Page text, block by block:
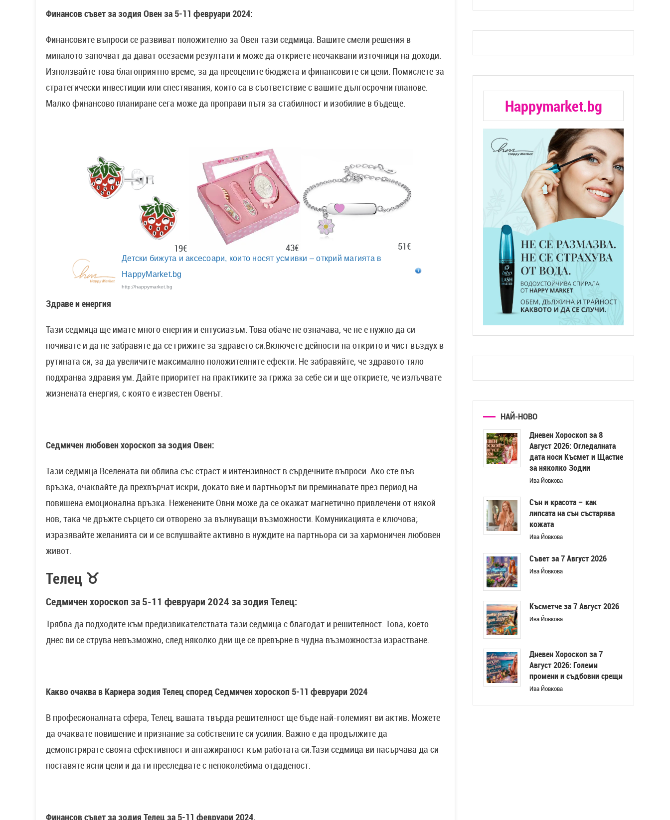
Финансов съвет за зодия Овен за 5-11 февруари 2024:
Финансовите въпроси се развиват положително за Овен тази седмица. Вашите смели решения в
миналото започват да дават осезаеми резултати и може да откриете неочаквани източници на доходи.
Използвайте това благоприятно време, за да преоцените бюджета и финансовите си цели. Помислете за
стратегически инвестиции или спестявания, които са в съответствие с вашите дългосрочни планове.
Малко финансово планиране сега може да проправи пътя за стабилност и изобилие в бъдеще.
19€ 43€ 51€
Детски бижута и аксесоари, които носят усмивки – открий магията в
HappyMarket.bg
http://happymarket.bg
Здраве и енергия
Тази седмица ще имате много енергия и ентусиазъм. Това обаче не означава, че не е нужно да си
почивате и да не забравяте да се грижите за здравето си.Включете дейности на открито и чист въздух в
рутината си, за да увеличите максимално положителните ефекти. Не забравяйте, че здравото тяло
подхранва здравия ум. Дайте приоритет на практиките за грижа за себе си и ще откриете, че излъчвате
жизнената енергия, с която е известен Овенът.
Седмичен любовен хороскоп за зодия Овен:
Тази седмица Вселената ви облива със страст и интензивност в сърдечните въпроси. Ако сте във
връзка, очаквайте да прехвърчат искри, докато вие и партньорът ви преминавате през период на
повишена емоционална връзка. Неженените Овни може да се окажат магнетично привлечени от някой
нов, така че дръжте сърцето си отворено за вълнуващи възможности. Комуникацията е ключова;
изразявайте желанията си и се вслушвайте активно в нуждите на партньора си за хармоничен любовен
живот.
Телец ♉
Седмичен хороскоп за 5-11 февруари 2024 за зодия Телец:
Трябва да подходите към предизвикателствата тази седмица с благодат и решителност. Това, което
днес ви се струва невъзможно, след няколко дни ще се превърне в чудна възможностза израстване.
Какво очаква в Кариера зодия Телец според Седмичен хороскоп 5-11 февруари 2024
В професионалната сфера, Телец, вашата твърда решителност ще бъде най-големият ви актив. Можете
да очаквате повишение и признание за собствените си усилия. Важно е да продължите да
демонстрирате своята ефективност и ангажираност към работата си.Тази седмица ви насърчава да си
поставяте ясни цели и да ги преследвате с непоколебима отдаденост.
Финансов съвет за зодия Телец за 5-11 февруари 2024.
Happymarket.bg
НАЙ-НОВО
Дневен Хороскоп за 8
Август 2026: Огледалната
дата носи Късмет и Щастие
за няколко Зодии
Ива Йовкова
Сън и красота – как
липсата на сън състарява
кожата
Ива Йовкова
Съвет за 7 Август 2026
Ива Йовкова
Късметче за 7 Август 2026
Ива Йовкова
Дневен Хороскоп за 7
Август 2026: Големи
промени и съдбовни срещи
Ива Йовкова